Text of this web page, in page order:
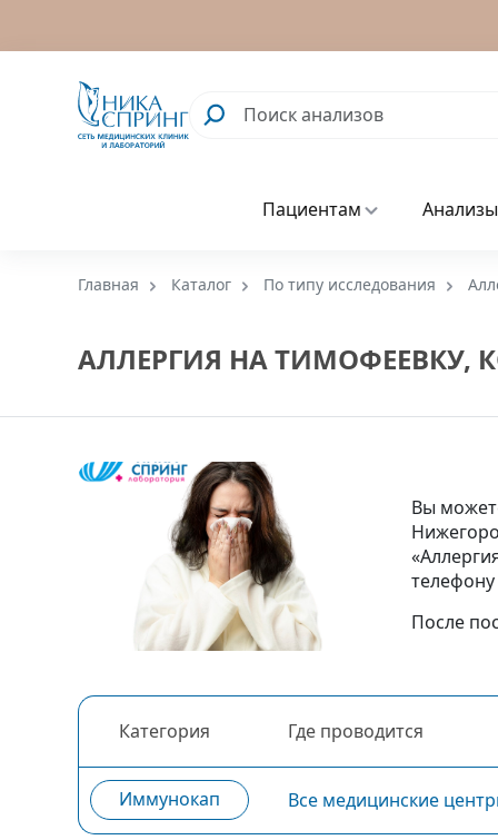
Пациентам
Главная Каталог По типу исследования
АЛЛЕРГИЯ НА ТИМОФЕЕВКУ,
Вы
телефону
После
Категория Где проводится
Иммунокап Все медицинские